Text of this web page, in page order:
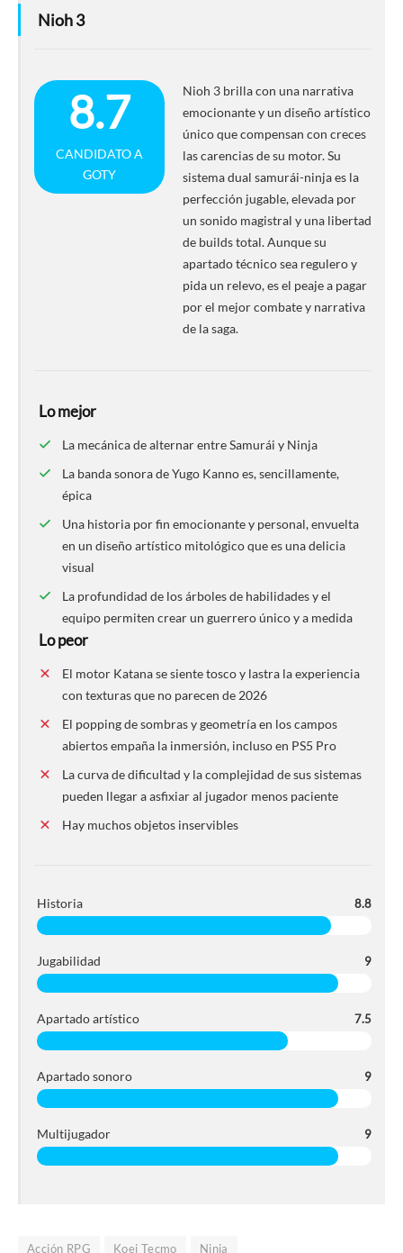
Nioh 3
8.7
CANDIDATO A
GOTY
Nioh 3 brilla con una narrativa
emocionante y un diseño artístico
único que compensan con creces
las carencias de su motor. Su
sistema dual samurái-ninja es la
perfección jugable, elevada por
un sonido magistral y una libertad
de builds total. Aunque su
apartado técnico sea regulero y
pida un relevo, es el peaje a pagar
por el mejor combate y narrativa
de la saga.
Lo mejor
La mecánica de alternar entre Samurái y Ninja
La banda sonora de Yugo Kanno es, sencillamente,
épica
Una historia por fin emocionante y personal, envuelta
en un diseño artístico mitológico que es una delicia
visual
La profundidad de los árboles de habilidades y el
equipo permiten crear un guerrero único y a medida
Lo peor
El motor Katana se siente tosco y lastra la experiencia
con texturas que no parecen de 2026
El popping de sombras y geometría en los campos
abiertos empaña la inmersión, incluso en PS5 Pro
La curva de dificultad y la complejidad de sus sistemas
pueden llegar a asfixiar al jugador menos paciente
Hay muchos objetos inservibles
Historia 8.8
Jugabilidad 9
Apartado artístico 7.5
Apartado sonoro 9
Multijugador 9
Acción RPG Koei Tecmo Ninja